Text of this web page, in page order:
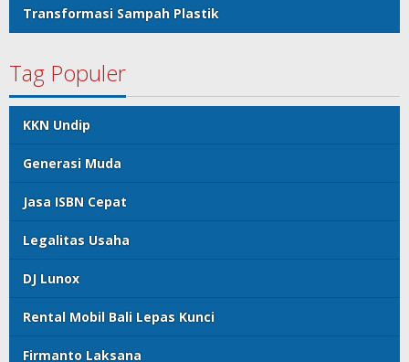
Transformasi Sampah Plastik
Tag Populer
KKN Undip
Generasi Muda
Jasa ISBN Cepat
Legalitas Usaha
DJ Lunox
Rental Mobil Bali Lepas Kunci
Firmanto Laksana